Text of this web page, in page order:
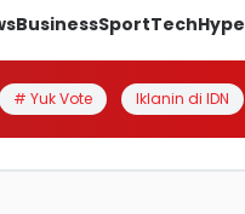
BusinessSportTechHype
# Yuk Vote Iklanin di IDN